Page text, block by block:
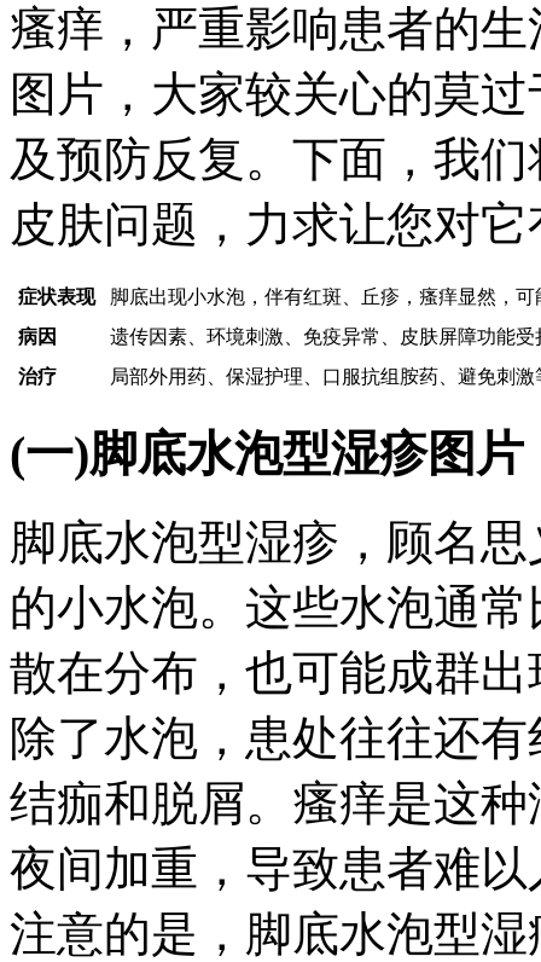
瘙痒，严重影响患者的
图片，大家较关心的莫
及预防反复。下面，我
皮肤问题，力求让您对
症状表现
脚底出现小水泡，伴有红斑、丘疹，瘙痒显然，
病因
遗传因素、环境刺激、免疫异常、皮肤屏障功能
治疗
局部外用药、保湿护理、口服抗组胺药、避免刺激
(一)脚底水泡型湿疹图
脚底水泡型湿疹，顾名
的小水泡。这些水泡通
散在分布，也可能成群
除了水泡，患处往往还
结痂和脱屑。瘙痒是这
夜间加重，导致患者难
注意的是，脚底水泡型